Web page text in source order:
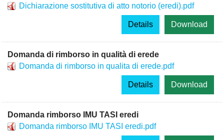
Dichiarazione sostitutiva di atto notorio (eredi).pdf
Download
Details
Domanda di rimborso in qualità di erede
Domanda di rimborso in qualita di erede.pdf
Download
Details
Domanda rimborso IMU TASI eredi
Domanda rimborso IMU TASI eredi.pdf